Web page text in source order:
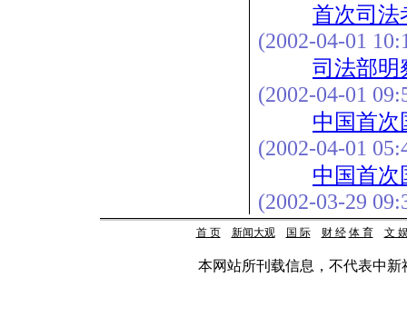
首次司法
(2002-04-01
司法部明
(2002-04-01
中国首次
(2002-04-01
中国首次
(2002-03-29
首 页 新闻大观 国 际 财 经 体 育 文
本网站所刊载信息，不代表中